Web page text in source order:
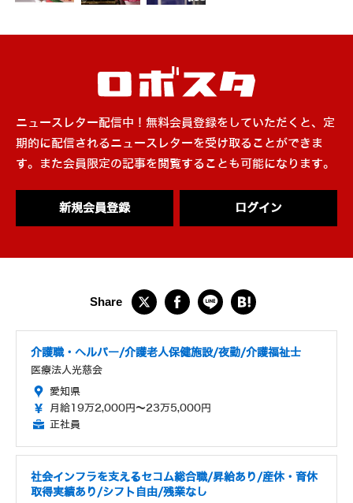
ニュースレター配信中！無料会員登録をしていただくと、定
期的に配信されるニュースレターを受け取ることができま
す。また会員限定の記事を閲覧することも可能になります。
新規会員登録 ログイン
介護職・ヘルパー/介護老人保健施設/夜勤/介護福祉士
医療法人光慈会
愛知県
月給19万2,000円～23万5,000円
正社員
社会インフラを支えるセコム総合職/昇給あり/産休・育休
取得実績あり/シフト自由/残業なし